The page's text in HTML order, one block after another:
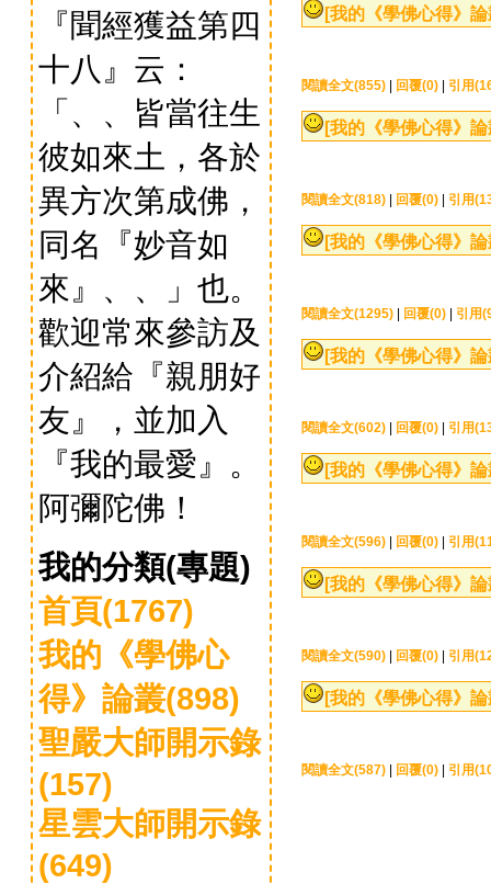
『聞經獲益第四
十八』云：
「、、皆當往生
彼如來土，各於
異方次第成佛，
同名『妙音如
來』、、」也。
歡迎常來參訪及
介紹給『親朋好
友』，並加入
『我的最愛』。
阿彌陀佛！
我的分類(專題)
首頁(1767)
我的《學佛心
得》論叢(898)
聖嚴大師開示錄
(157)
星雲大師開示錄
(649)
[我的《學佛心得》
閱讀全文(855) 回覆(0) 引用
[我的《學佛心得》
閱讀全文(818) 回覆(0) 引用
[我的《學佛心得》
閱讀全文(1295) 回覆(0) 引用
[我的《學佛心得》
閱讀全文(602) 回覆(0) 引用
[我的《學佛心得》
閱讀全文(596) 回覆(0) 引用
[我的《學佛心得》
閱讀全文(590) 回覆(0) 引用
[我的《學佛心得》
閱讀全文(587) 回覆(0) 引用